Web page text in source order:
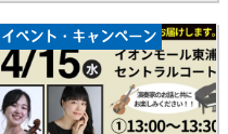
イベント・キャンペーン
新着情報
お知らせ